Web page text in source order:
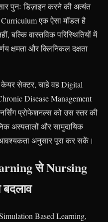
पुनः डिज़ाइन करने की अत्यंत
एक ऐसा मॉडल है
बल्कि वास्तविक परिस्थितियों में
क्षमता और क्लिनिकल दक्षता
केयर सेक्टर, चाहे वह Digital
Disease Management
प्रोफेशनल्स को उस स्तर की
अस्पतालों और सामुदायिक
आवश्यकता अनुसार पूरा कर सकें।
से Nursing
Based Learning,